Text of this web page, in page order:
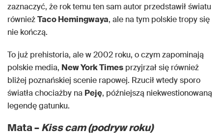
zaznaczyć, że rok temu ten sam autor przedstawił światu
równieżTaco Hemingwaya, ale na tym polskie tropy się
nie kończą.
To już prehistoria, ale w 2002 roku, o czym zapominają
polskie media, New York Times przyjrzał się również
bliżej poznańskiej scenie rapowej. Rzucił wtedy sporo
światła chociażby na Peję, późniejszą niekwestionowaną
legendę gatunku.
Mata –Kiss cam (podryw roku)